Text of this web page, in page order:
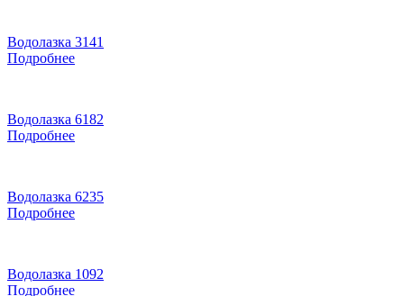
Водолазка 3141
Подробнее
Водолазка 6182
Подробнее
Водолазка 6235
Подробнее
Водолазка 1092
Подробнее